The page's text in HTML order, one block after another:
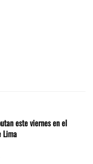
este viernes en el
Lima